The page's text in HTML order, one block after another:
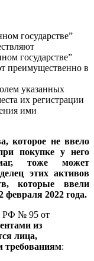
государстве”
государстве”
преимущественно в
указанных
их регистрации
ими
которое не ввело
покупке у него
тоже может
этих активов
которые ввели
2022 года.
РФ № 95 от
из
лица,
требованиям: